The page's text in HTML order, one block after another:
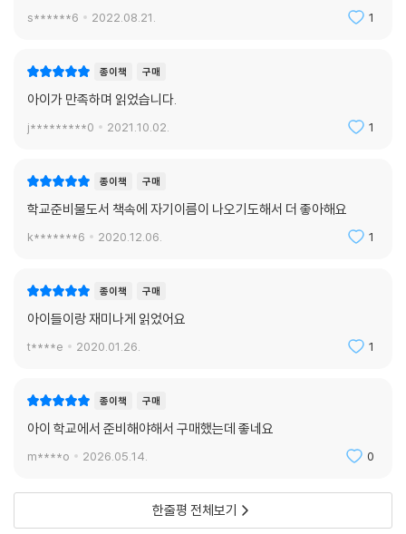
s******6 2022.08.21. 1
종이책 구매
아이가 만족하며 읽었습니다.
j*********0 2021.10.02. 1
종이책 구매
학교준비물도서 책속에 자기이름이 나오기도해서 더 좋아해요
k*******6 2020.12.06. 1
종이책 구매
아이들이랑 재미나게 읽었어요
t****e 2020.01.26. 1
종이책 구매
아이 학교에서 준비해야해서 구매했는데 좋네요
m****o 2026.05.14. 0
한줄평 전체보기